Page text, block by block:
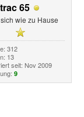
trac 65
wie zu Hause
312
13
seit: Nov 2009
9